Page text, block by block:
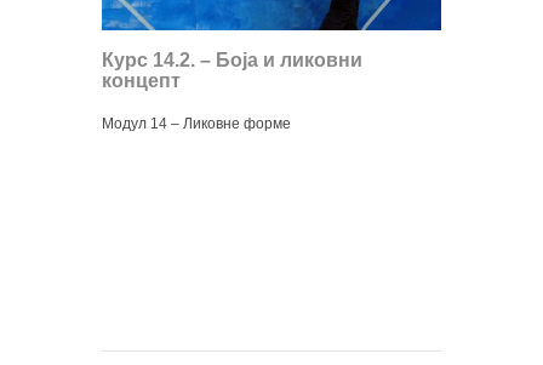
Курс 14.2. – Боја и ликовни
концепт
Модул 14 – Ликовне форме